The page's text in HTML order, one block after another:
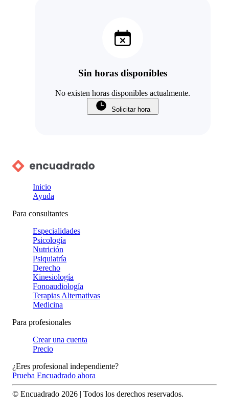
Sin horas disponibles
No existen horas disponibles actualmente.
Solicitar hora
Inicio
Ayuda
Para consultantes
Especialidades
Psicología
Nutrición
Psiquiatría
Derecho
Kinesiología
Fonoaudiología
Terapias Alternativas
Medicina
Para profesionales
Crear una cuenta
Precio
¿Eres profesional independiente?
Prueba Encuadrado ahora
© Encuadrado 2026 | Todos los derechos reservados.